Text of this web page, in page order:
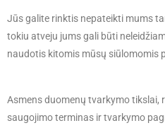
Jūs galite rinktis nepateikti mums
tokiu atveju jums gali būti
naudotis kitomis mūsų siūlomomis
Asmens duomenų tvarkymo tikslai,
saugojimo terminas ir tvarkymo